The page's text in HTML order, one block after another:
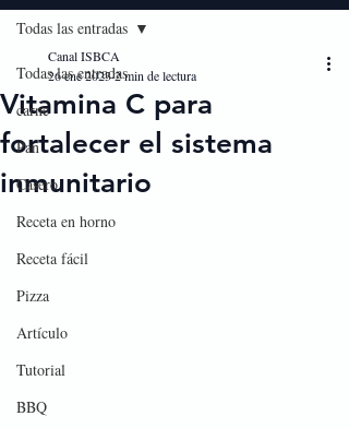
Todas las entradas
carne
Pan
Casero
Receta en horno
Receta fácil
Pizza
Artículo
Tutorial
BBQ
Todas las entradas
Vitamina C para
fortalecer el sistema
inmunitario
Canal ISBCA
26 ene 20232 min de lectura